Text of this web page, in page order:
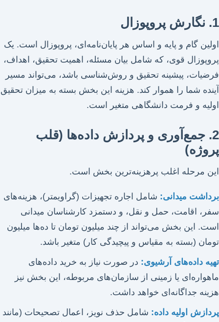
1. نگارش پروپوزال
اولین گام و پایه و اساس هر پایان‌نامه‌ای، پروپوزال است. یک
پروپوزال قوی، که شامل بیان مسئله، اهمیت تحقیق، اهداف،
فرضیات، پیشینه تحقیق و روش‌شناسی باشد، می‌تواند مسیر
آینده شما را هموار کند. هزینه این بخش بسته به میزان تحقیق
اولیه و فرمت دانشگاهی متغیر است.
2. جمع‌آوری و پردازش داده‌ها (قلب
پروژه)
این مرحله اغلب پرهزینه‌ترین بخش است.
برداشت میدانی: شامل اجاره تجهیزات (گراویمتر)، هزینه‌های
سفر، اقامت، حمل و نقل، و دستمزد کارشناسان میدانی
است. این بخش می‌تواند از چند میلیون تومان تا ده‌ها میلیون
تومان (بسته به مقیاس و پیچیدگی کار) متغیر باشد.
تهیه داده‌های آرشیوی: در صورت نیاز به خرید داده‌های
ماهواره‌ای یا زمینی از سازمان‌های مربوطه، این بخش نیز
هزینه جداگانه‌ای خواهد داشت.
پردازش اولیه داده: شامل حذف نویز، اعمال تصحیحات (مانند